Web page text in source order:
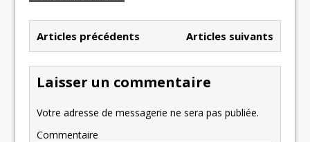
Articles précédents Articles suivants
Laisser un commentaire
Votre adresse de messagerie ne sera pas publiée.
Commentaire